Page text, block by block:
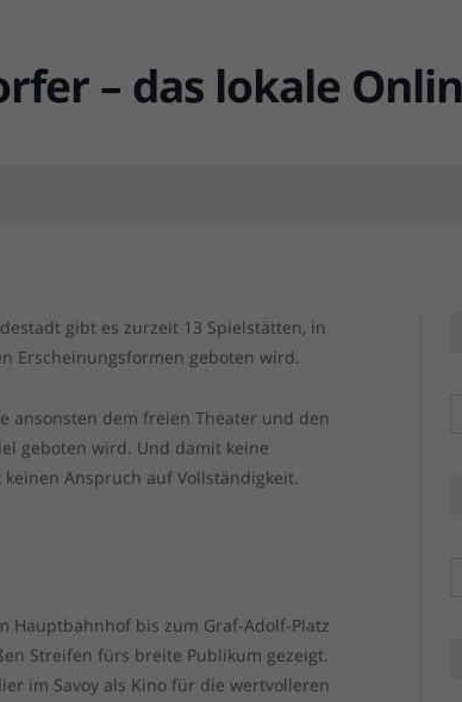
man kennen sollte (2)
gibt es zurzeit 13 Spielstätten, in
Erscheinungsformen geboten wird.
ansonsten dem freien Theater und den
geboten wird. Und damit keine
Anspruch auf Vollständigkeit.
Hauptbahnhof bis zum Graf-Adolf-Platz
Streifen fürs breite Publikum gezeigt.
im Savoy als Kino für die wertvolleren